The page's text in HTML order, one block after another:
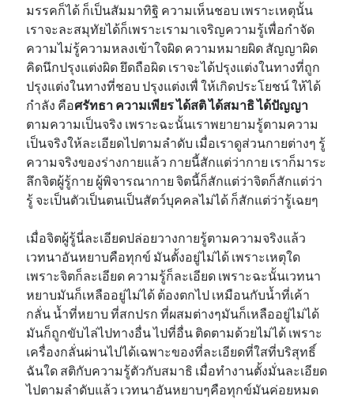
มรรคก็ได้ ก็เป็นสัมมาทิฐิ ความเห็นชอบ เพราะเหตุนั้น
เราจะละสมุทัยได้ก็เพราะเรามาเจริญความรู้เพื่อกำจัด
ความไม่รู้ความหลงเข้าใจผิด ความหมายผิด สัญญาผิด
คิดนึกปรุงแต่งผิด ยึดถือผิด เราจะได้ปรุงแต่งในทางที่ถูก
ปรุงแต่งในทางที่ชอบ ปรุงแต่งเพื่ ให้เกิดประโยชน์ ให้ได้
กำลัง คือศรัทธา ความเพียร ได้สติ ได้สมาธิ ได้ปัญญา
ตามความเป็นจริง เพราะฉะนั้นเราพยายามรู้ตามความ
เป็นจริงให้ละเอียดไปตามลำดับ เมื่อเราดูส่วนกายต่างๆ รู้
ความจริงของร่างกายแล้ว กายนี้สักแต่ว่ากาย เราก็มาระ
ลึกจิตผู้รู้กาย ผู้พิจารณากาย จิตนี้ก็สักแต่ว่าจิตก็สักแต่ว่า
รู้ จะเป็นตัวเป็นตนเป็นสัตว์บุคคลไม่ได้ ก็สักแต่ว่ารู้เฉยๆ
เมื่อจิตผู้รู้นี่ละเอียดปล่อยวางกายรู้ตามความจริงแล้ว
เวทนาอันหยาบคือทุกข์ มันตั้งอยู่ไม่ได้ เพราะเหตุใด
เพราะจิตก็ละเอียด ความรู้ก็ละเอียด เพราะฉะนั้นเวทนา
หยาบมันก็เหลืออยู่ไม่ได้ ต้องตกไป เหมือนกับน้ำที่เค้า
กลั่น น้ำที่หยาบ ที่สกปรก ที่ผสมต่างๆมันก็เหลืออยู่ไม่ได้
มันก็ถูกขับไล่ไปทางอื่น ไปที่อื่น ติดตามด้วยไม่ได้ เพราะ
เครื่องกลั่นผ่านไปได้เฉพาะของที่ละเอียดที่ใสที่บริสุทธิ์
ฉันใด สติกับความรู้ตัวกับสมาธิ เมื่อทำงานตั้งมั่นละเอียด
ไปตามลำดับแล้ว เวทนาอันหยาบๆคือทุกข์มันค่อยหมด